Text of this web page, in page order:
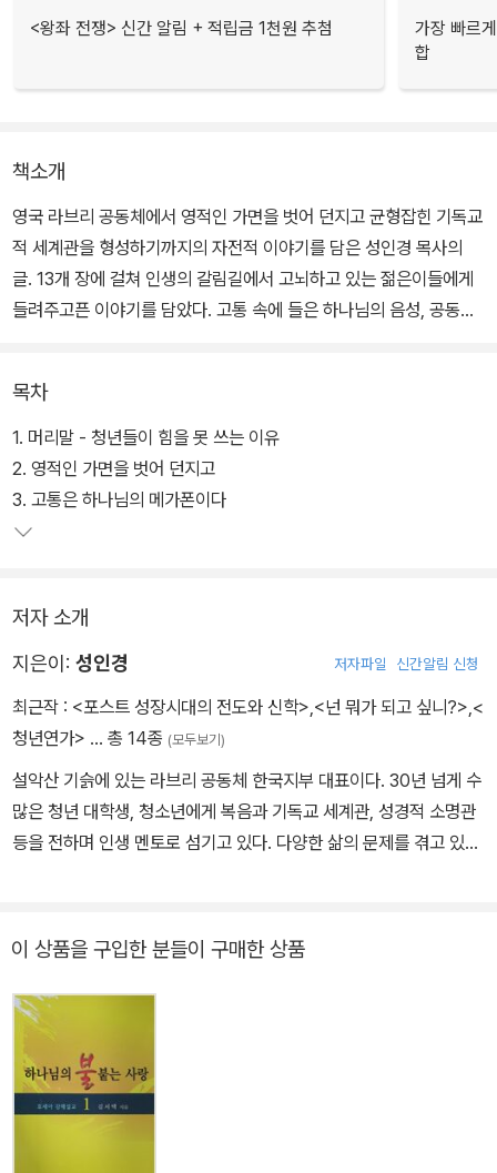
<왕좌 전쟁> 신간 알림 + 적립금 1천원 추첨
가장 빠르
합
책소개
영국 라브리 공동체에서 영적인 가면을 벗어 던지고 균형잡힌 기독교
적 세계관을 형성하기까지의 자전적 이야기를 담은 성인경 목사의
글. 13개 장에 걸쳐 인생의 갈림길에서 고뇌하고 있는 젊은이들에게
들려주고픈 이야기를 담았다. 고통 속에 들은 하나님의 음성, 공동체
목차
1. 머리말 - 청년들이 힘을 못 쓰는 이유
2. 영적인 가면을 벗어 던지고
3. 고통은 하나님의 메가폰이다
저자 소개
지은이: 성인경 저자파일 신간알림 신청
최근작 : <포스트 성장시대의 전도와 신학>,<넌 뭐가 되고 싶니?>,<
청년연가> … 총 14종 (모두보기)
설악산 기슭에 있는 라브리 공동체 한국지부 대표이다. 30년 넘게 수
많은 청년 대학생, 청소년에게 복음과 기독교 세계관, 성경적 소명관
등을 전하며 인생 멘토로 섬기고 있다. 다양한 삶의 문제를 겪고 있는
러 사람과 대화하며 연구와 공부를 할 수 있는 영적 쉼터로 운영되고
청년연가≫(박경옥 사모와 공저), ≪진리는 살아 있다≫, ≪프랜시스
쉐퍼 읽기≫(이상 예영커뮤니케이션), ≪나의 세계관 뒤집기≫(홍성
사) 등이 있다.
이 상품을 구입한 분들이 구매한 상품